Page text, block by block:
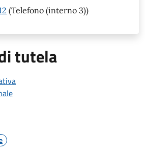
(Telefono (interno 3))
tutela